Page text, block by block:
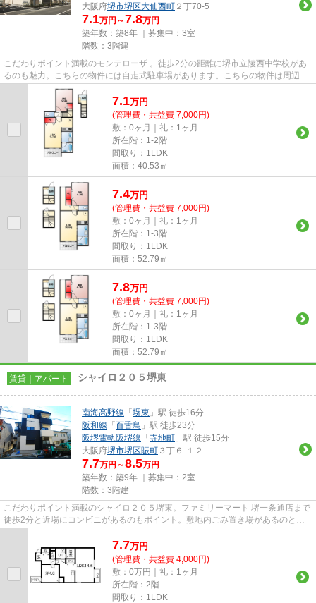
大阪府堺市堺区大仙西町 ２丁70-5
7.1万円～7.8万円
築年数：築8年 ｜募集中： 3室
階数：3階建
こだわりポイント満載のモンテローザ 。徒歩2分の距離に堺市立陵西中学校があ
るのも魅力。こちらの物件には自走式駐車場があります。こちらの物件は周辺に
駅が2つあるので電車へのアク...
7.1万円
(管理費・共益費 7,000円)
敷：0ヶ月｜礼：1ヶ月
所在階：1-2階
間取り：1LDK
面積：40.53㎡
7.4万円
(管理費・共益費 7,000円)
敷：0ヶ月｜礼：1ヶ月
所在階：1-3階
間取り：1LDK
面積：52.79㎡
7.8万円
(管理費・共益費 7,000円)
敷：0ヶ月｜礼：1ヶ月
所在階：1-3階
間取り：1LDK
面積：52.79㎡
賃貸｜アパート シャイロ２０５堺東
南海高野線 「 堺東 」駅 徒歩16分
阪和線 「 百舌鳥 」駅 徒歩23分
阪堺電軌阪堺線 「 寺地町 」駅 徒歩15分
大阪府堺市堺区賑町 ３丁６-１２
7.7万円～8.5万円
築年数：築9年 ｜募集中： 2室
階数：3階建
こだわりポイント満載のシャイロ２０５堺東。ファミリーマート 堺一条通店まで
徒歩2分と近場にコンビニがあるのもポイント。敷地内ごみ置き場があるのとな
7.7万円
(管理費・共益費 4,000円)
敷：0万円｜礼：1ヶ月
所在階：2階
間取り：1LDK